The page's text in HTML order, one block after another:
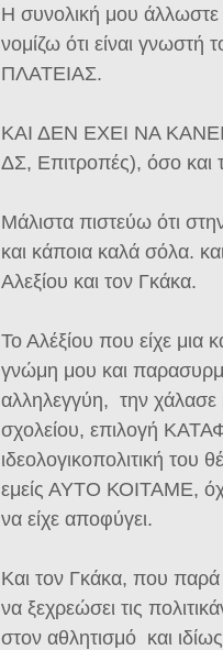
Η συνολική μου
νομίζω ότι είναι γνωστή
ΠΛΑΤΕΙΑΣ.
ΚΑΙ ΔΕΝ ΕΧΕΙ ΝΑ
ΔΣ, Επιτροπές), όσο και
Μάλιστα πιστεύω ότι
και κάποια καλά σόλα.
Αλεξίου και τον Γκάκα.
Το Αλέξίου που είχε μια
γνώμη μου και
αλληλεγγύη, την χάλασε
σχολείου, επιλογή
ιδεολογικοπολιτική
εμείς ΑΥΤΟ ΚΟΙΤΑΜΕ,
να είχε αποφύγει.
Και τον Γκάκα, που
να ξεχρεώσει τις
στον αθλητισμό και